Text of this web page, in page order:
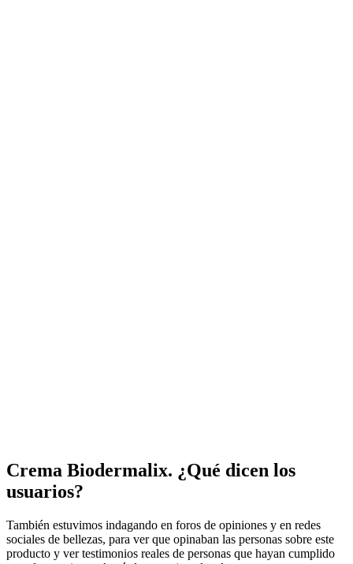
Crema Biodermalix. ¿Qué dicen los
usuarios?
También estuvimos indagando en foros de opiniones y en redes
sociales de bellezas, para ver que opinaban las personas sobre este
producto y ver testimonios reales de personas que hayan cumplido